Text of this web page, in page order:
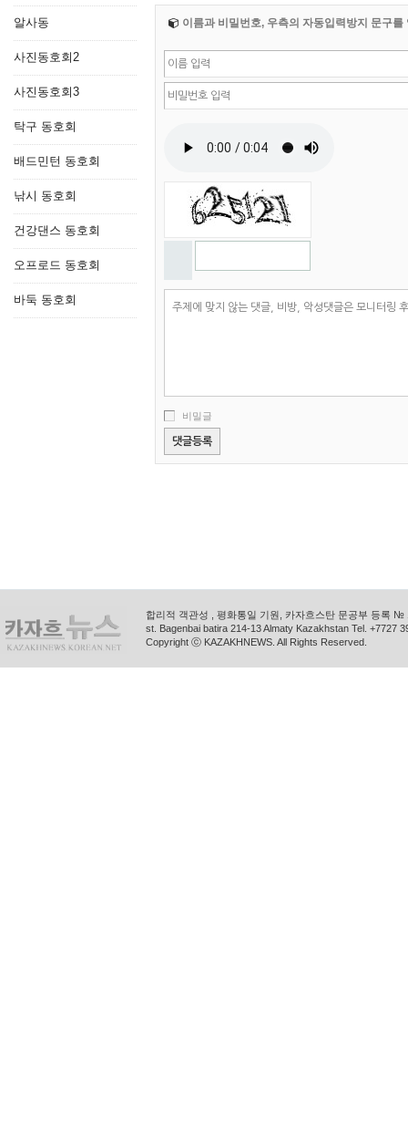
알사동
사진동호회2
사진동호회3
탁구 동호회
배드민턴 동호회
낚시 동호회
건강댄스 동호회
오프로드 동호회
바둑 동호회
이름과 비밀번호, 우측의 자동입력방지 문구를
비밀글
합리적 객관성 , 평화통일 기원, 카자흐스탄 문공부 등록
st. Bagenbai batira 214-13 Almaty Kazakhstan Tel. +7727
Copyright ⓒ KAZAKHNEWS. All Rights Reserved.